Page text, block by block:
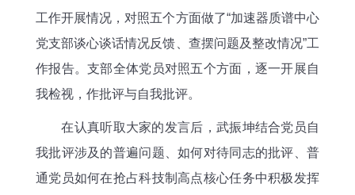
工作开展情况，对照五个方面做了“加速器质谱中心
党支部谈心谈话情况反馈、查摆问题及整改情况”工
作报告。支部全体党员对照五个方面，逐一开展自
我检视，作批评与自我批评。
在认真听取大家的发言后，武振坤结合党员自
我批评涉及的普遍问题、如何对待同志的批评、普
通党员如何在抢占科技制高点核心任务中积极发挥